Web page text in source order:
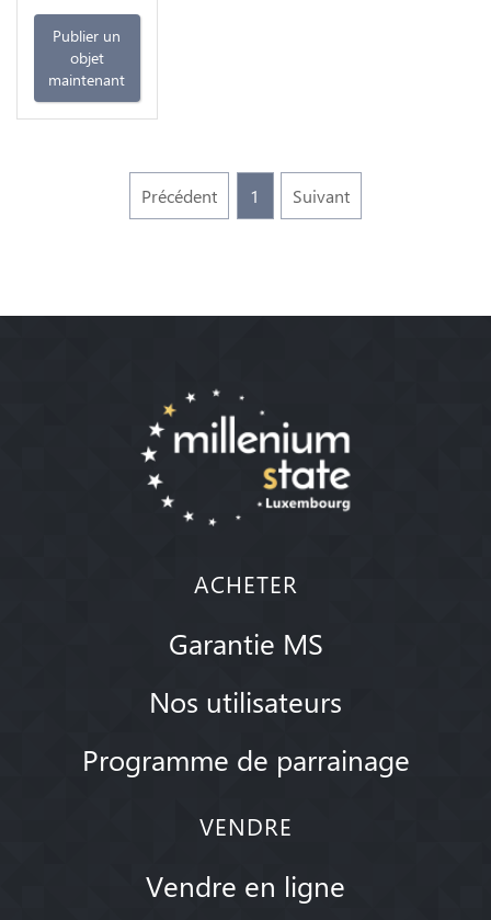
Publier un
objet
maintenant
Précédent 1 Suivant
ACHETER
Garantie MS
Nos utilisateurs
Programme de parrainage
VENDRE
Vendre en ligne